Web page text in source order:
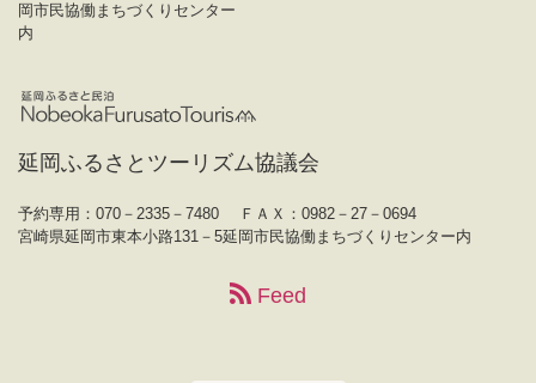
岡市民協働まちづくりセンター
内
延岡ふるさとツーリズム協議会
予約専用：070－2335－7480
ＦＡＸ：0982－27－0694
宮崎県延岡市東本小路131－5延岡市民協働まちづくりセンター内
Feed